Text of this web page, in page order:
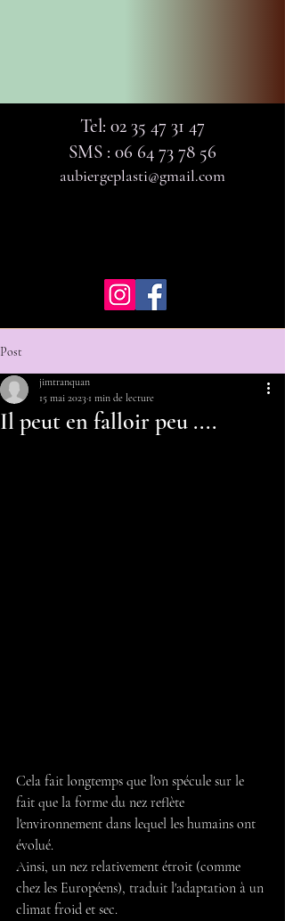
Tel: 02 35 47 31 47
SMS : 06 64 73 78 56
aubiergeplasti@gmail.com
Post
Il peut en falloir peu ....
jimtranquan
15 mai 2023 1 min de lecture
Cela fait longtemps que l'on spécule sur le
fait que la forme du nez reflète
l'environnement dans lequel les humains ont
évolué.
Ainsi, un nez relativement étroit (comme
chez les Européens), traduit l'adaptation à un
climat froid et sec.